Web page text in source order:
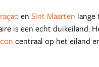
en Sint Maarten
is een echt duikeiland.
centraal op het eiland